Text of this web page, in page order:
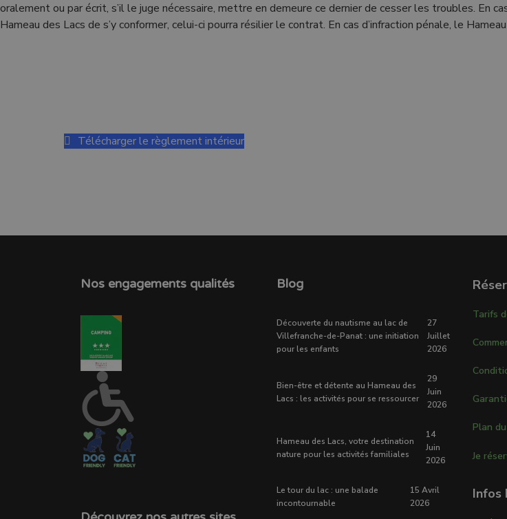
oralement ou par écrit, s’il le juge nécessaire, mettre en demeure ce dernier de cesser les troubles. En
Hameau des Lacs de s’y conformer, celui-ci pourra résilier le contrat. En cas d’infraction pénale, le
Télécharger le règlement intérieur
Nos engagements qualités Blog
Découverte du nautisme au lac de
Villefranche-de-Panat : une initiation
pour les enfants
27
Juillet
2026
Bien-être et détente au Hameau des
Lacs : les activités pour se ressourcer
29
Juin
2026
Hameau des Lacs, votre destination
nature pour les activités familiales
14
Juin
2026
Le tour du lac : une balade
incontournable
15 Avril
2026
Tarifs
Plan
Je
Infos